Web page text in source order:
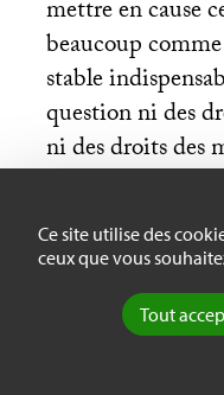
Ce site utilise des
ceux que vous
Tout
mettre en cause
beaucoup
stable
question ni des
ni des droits des
reconnaissance
pratiques. Cette
passée sous
que certains sont
promesses